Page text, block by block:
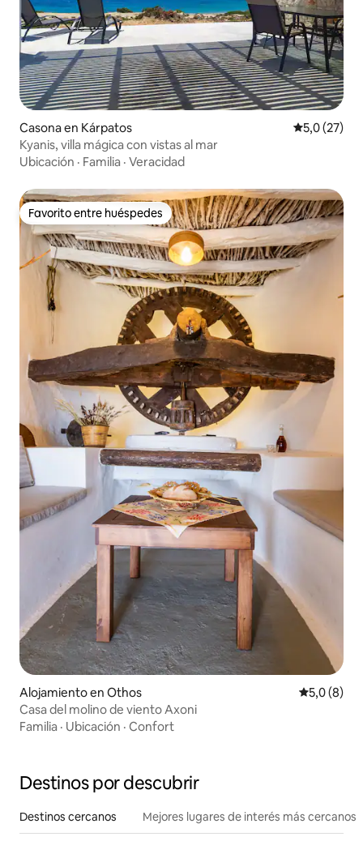
Casona en Kárpatos Calificación
5,0 (27)
Kyanis, villa mágica con vistas al mar
Ubicación · Familia · Veracidad
Favorito entre huéspedes
Favorito entre huéspedes
Alojamiento en Othos
5,0 (8)
Casa del molino de viento Axoni
Familia · Ubicación · Confort
Destinos por descubrir
Destinos cercanos Mejores lugares de interés más cercanos